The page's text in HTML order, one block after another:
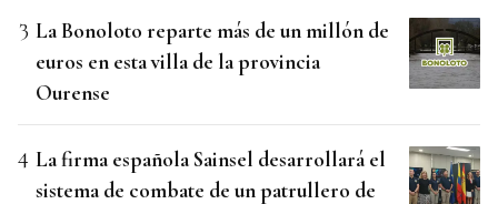
La Bonoloto reparte más de un millón de
euros en esta villa de la provincia
Ourense
La firma española Sainsel desarrollará el
sistema de combate de un patrullero de